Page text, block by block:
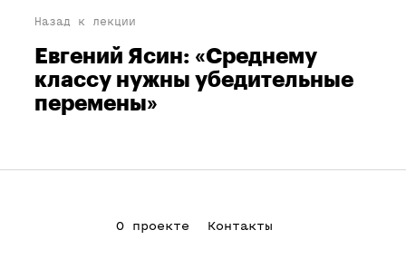
Назад к лекции
Евгений Ясин: «Среднему
классу нужны убедительные
перемены»
О проекте Контакты